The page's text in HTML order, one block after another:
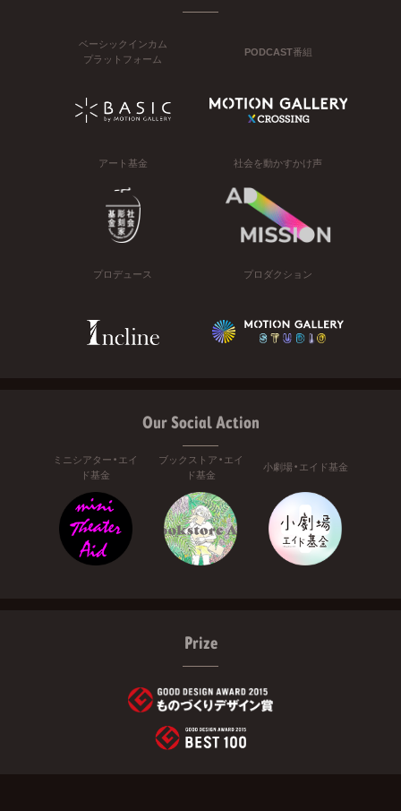
ベーシックインカム
プラットフォーム
PODCAST番組
アート基金 社会を動かすかけ声
プロデュース プロダクション
Our Social Action
ミニシアター・エイ
ド基金
ブックストア・エイ
ド基金
小劇場・エイド基金
Prize